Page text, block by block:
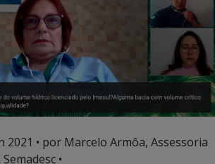
2021 • por Marcelo Armôa, Assessoria
•